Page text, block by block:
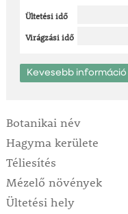
Ültetési idő
Virágzási idő
Kevesebb információ
Botanikai név
Hagyma kerülete
Téliesítés
Mézelő növények
Ültetési hely